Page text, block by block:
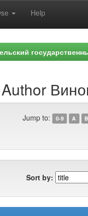
Help
Jump to: 0-9 A B
Sort by: